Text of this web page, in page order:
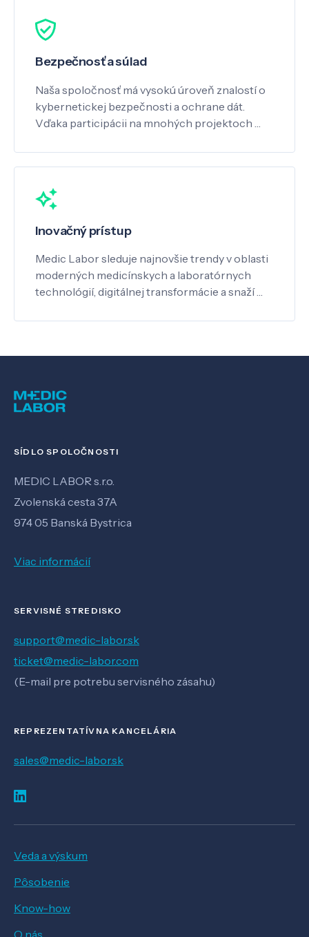
Bezpečnosť a súlad
Naša spoločnosť má vysokú úroveň znalostí o
kybernetickej bezpečnosti a ochrane dát.
Vďaka participácii na mnohých projektoch …
Inovačný prístup
Medic Labor sleduje najnovšie trendy v oblasti
moderných medicínskych a laboratórnych
technológií, digitálnej transformácie a snaží …
SÍDLO SPOLOČNOSTI
MEDIC LABOR s.r.o.
Zvolenská cesta 37A
974 05 Banská Bystrica
Viac informácií
SERVISNÉ STREDISKO
support@medic-labor.sk
ticket@medic-labor.com
(E-mail pre potrebu servisného zásahu)
REPREZENTATÍVNA KANCELÁRIA
sales@medic-labor.sk
Veda a výskum
Pôsobenie
Know-how